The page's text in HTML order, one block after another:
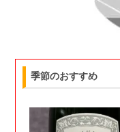
季節のおすすめ